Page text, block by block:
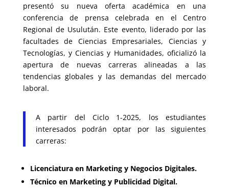
presentó su nueva oferta académica en una
conferencia de prensa celebrada en el Centro
Regional de Usulután. Este evento, liderado por las
facultades de Ciencias Empresariales, Ciencias y
Tecnologías, y Ciencias y Humanidades, oficializó la
apertura de nuevas carreras alineadas a las
tendencias globales y las demandas del mercado
laboral.
A partir del Ciclo 1-2025, los estudiantes
interesados podrán optar por las siguientes
carreras:
Licenciatura en Marketing y Negocios Digitales.
Técnico en Marketing y Publicidad Digital.